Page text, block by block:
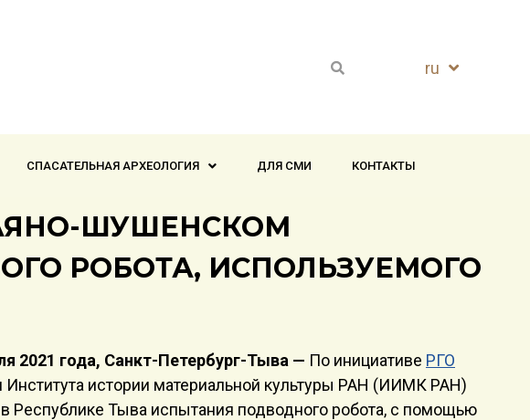
ru
en
СПАСАТЕЛЬНАЯ АРХЕОЛОГИЯ ДЛЯ СМИ КОНТАКТЫ
ШУШЕНСКОМ
РОБОТА, ИСПОЛЬЗУЕМОГО
2021 года, Санкт-Петербург-Тыва — По инициативе РГО
Института истории материальной культуры РАН (ИИМК РАН)
Республике Тыва испытания подводного робота, с помощью